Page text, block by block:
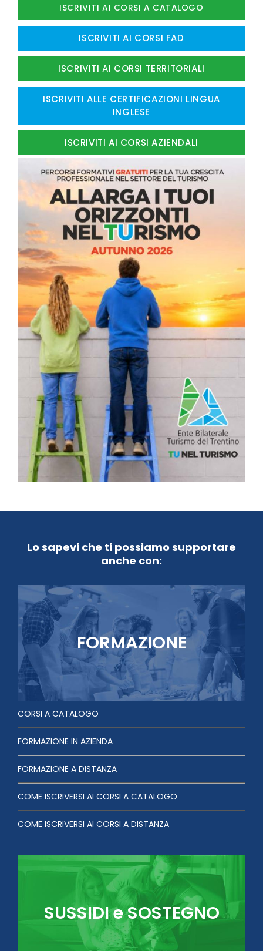
ISCRIVITI AI CORSI A CATALOGO
ISCRIVITI AI CORSI FAD
ISCRIVITI AI CORSI TERRITORIALI
ISCRIVITI ALLE CERTIFICAZIONI LINGUA
INGLESE
ISCRIVITI AI CORSI AZIENDALI
Lo sapevi che ti possiamo supportare
anche con:
FORMAZIONE
CORSI A CATALOGO
FORMAZIONE IN AZIENDA
FORMAZIONE A DISTANZA
COME ISCRIVERSI AI CORSI A CATALOGO
COME ISCRIVERSI AI CORSI A DISTANZA
SUSSIDI e SOSTEGNO